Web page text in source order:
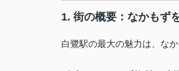
1. 街の概要：なかもず
白鷺駅の最大の魅力は、な